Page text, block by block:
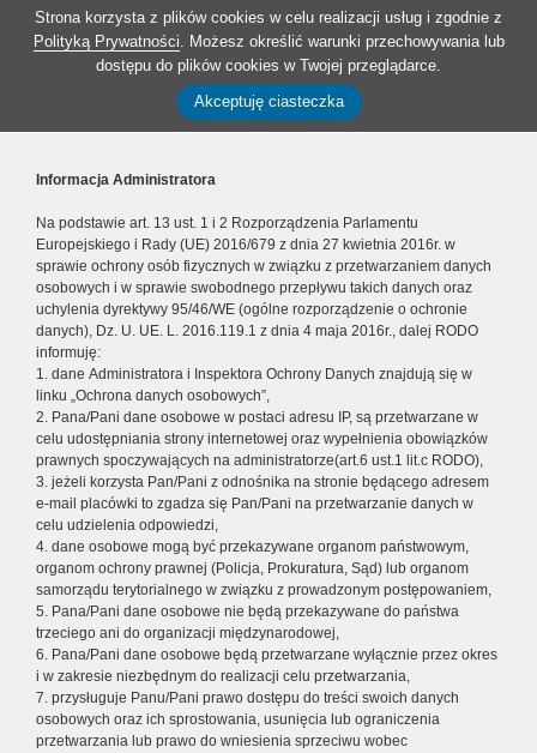
Strona korzysta z plików cookies w celu realizacji usług i zgodnie z
Polityką Prywatności. Możesz określić warunki przechowywania lub
dostępu do plików cookies w Twojej przeglądarce.
Akceptuję ciasteczka
Informacja Administratora
Na podstawie art. 13 ust. 1 i 2 Rozporządzenia Parlamentu
Europejskiego i Rady (UE) 2016/679 z dnia 27 kwietnia 2016r. w
sprawie ochrony osób fizycznych w związku z przetwarzaniem danych
osobowych i w sprawie swobodnego przepływu takich danych oraz
uchylenia dyrektywy 95/46/WE (ogólne rozporządzenie o ochronie
danych), Dz. U. UE. L. 2016.119.1 z dnia 4 maja 2016r., dalej RODO
informuję:
1. dane Administratora i Inspektora Ochrony Danych znajdują się w
linku „Ochrona danych osobowych”,
2. Pana/Pani dane osobowe w postaci adresu IP, są przetwarzane w
celu udostępniania strony internetowej oraz wypełnienia obowiązków
prawnych spoczywających na administratorze(art.6 ust.1 lit.c RODO),
3. jeżeli korzysta Pan/Pani z odnośnika na stronie będącego adresem
e-mail placówki to zgadza się Pan/Pani na przetwarzanie danych w
celu udzielenia odpowiedzi,
4. dane osobowe mogą być przekazywane organom państwowym,
organom ochrony prawnej (Policja, Prokuratura, Sąd) lub organom
samorządu terytorialnego w związku z prowadzonym postępowaniem,
5. Pana/Pani dane osobowe nie będą przekazywane do państwa
trzeciego ani do organizacji międzynarodowej,
6. Pana/Pani dane osobowe będą przetwarzane wyłącznie przez okres
i w zakresie niezbędnym do realizacji celu przetwarzania,
7. przysługuje Panu/Pani prawo dostępu do treści swoich danych
osobowych oraz ich sprostowania, usunięcia lub ograniczenia
przetwarzania lub prawo do wniesienia sprzeciwu wobec